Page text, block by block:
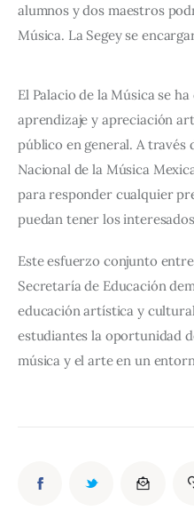
alumnos y dos maestros
Música. La Segey se
El Palacio de la Música se
aprendizaje y apreciación
público en general. A través
Nacional de la Música
para responder cualquier
puedan tener los
Este esfuerzo conjunto
Secretaría de Educación
educación artística y
estudiantes la oportunidad
música y el arte en un